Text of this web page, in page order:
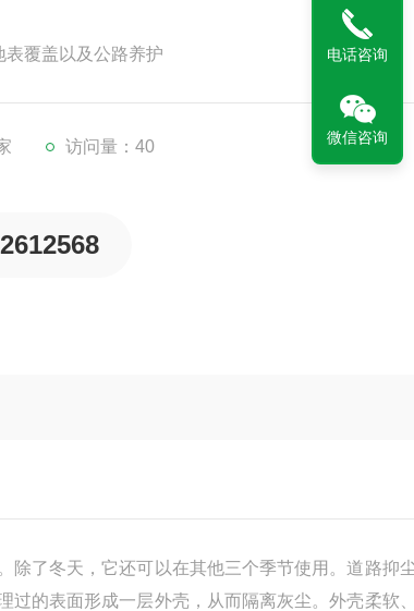
覆盖以及公路养护
访问量：40
了冬天，它还可以在其他三个季节使用。道路抑
过的表面形成一层外壳，从而隔离灰尘。外壳柔软
电话咨询
微信咨询